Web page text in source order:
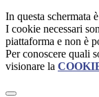
In questa schermata
I cookie necessari
piattaforma e non è
Per conoscere quali
visionare la